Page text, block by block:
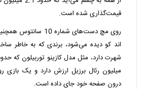
قیمت‌گذاری شده است.
‫روی مچ دست‌های شماره
اند کو دیده می‌شود، برندی که به خاطر
میلیون رئال برزیل ارزش دارد و یک بازی
درون صفحه خود جای داده است.